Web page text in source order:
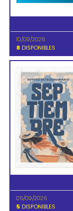
10/09/2026
8 DISPONIBLES
05/09/2026
5 DISPONIBLES